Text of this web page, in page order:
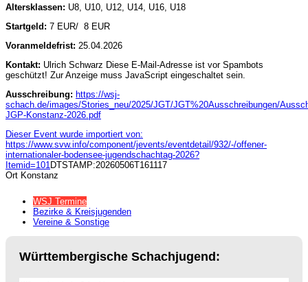
Altersklassen: U8, U10, U12, U14, U16, U18
Startgeld: 7 EUR/ 8 EUR
Voranmeldefrist: 25.04.2026
Kontakt: Ulrich Schwarz Diese E-Mail-Adresse ist vor Spambots
geschützt! Zur Anzeige muss JavaScript eingeschaltet sein.
Ausschreibung: https://wsj-
schach.de/images/Stories_neu/2025/JGT/JGT%20Ausschreibungen/
JGP-Konstanz-2026.pdf
Dieser Event wurde importiert von:
https://www.svw.info/component/jevents/eventdetail/932/-/offener-
internationaler-bodensee-jugendschachtag-2026?
Itemid=101DTSTAMP:20260506T161117
Ort Konstanz
WSJ Termine
Bezirke & Kreisjugenden
Vereine & Sonstige
Württembergische Schachjugend: